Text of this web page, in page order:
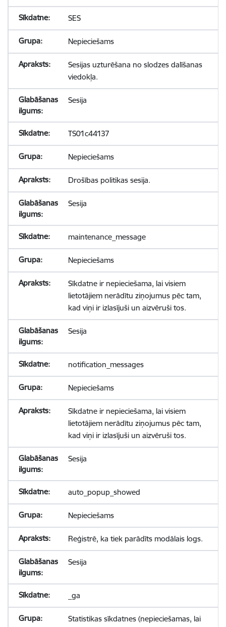
SES
Nepieciešams
Sesijas uzturēšana no slodzes dalīšanas
viedokļa.
Sesija
TS01c44137
Nepieciešams
Drošības politikas sesija.
Sesija
maintenance_message
Nepieciešams
Sīkdatne ir nepieciešama, lai visiem
lietotājiem nerādītu ziņojumus pēc tam,
kad viņi ir izlasījuši un aizvēruši tos.
Sesija
notification_messages
Nepieciešams
Sīkdatne ir nepieciešama, lai visiem
lietotājiem nerādītu ziņojumus pēc tam,
kad viņi ir izlasījuši un aizvēruši tos.
Sesija
auto_popup_showed
Nepieciešams
Reģistrē, ka tiek parādīts modālais logs.
Sesija
_ga
Statistikas sīkdatnes (nepieciešamas, lai